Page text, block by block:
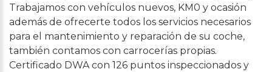
Trabajamos con vehículos nuevos, KM0 y ocasión
además de ofrecerte todos los servicios necesarios
para el mantenimiento y reparación de su coche,
también contamos con carrocerías propias.
Certificado DWA con 126 puntos inspeccionados y